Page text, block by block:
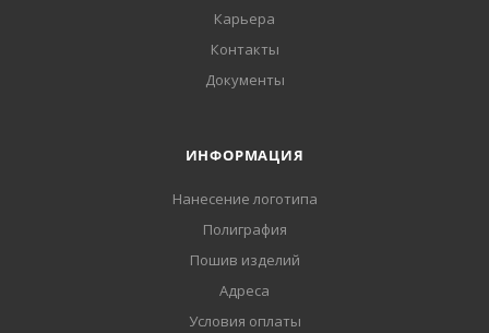
Карьера
Контакты
Документы
ИНФОРМАЦИЯ
Нанесение логотипа
Полиграфия
Пошив изделий
Адреса
Условия оплаты